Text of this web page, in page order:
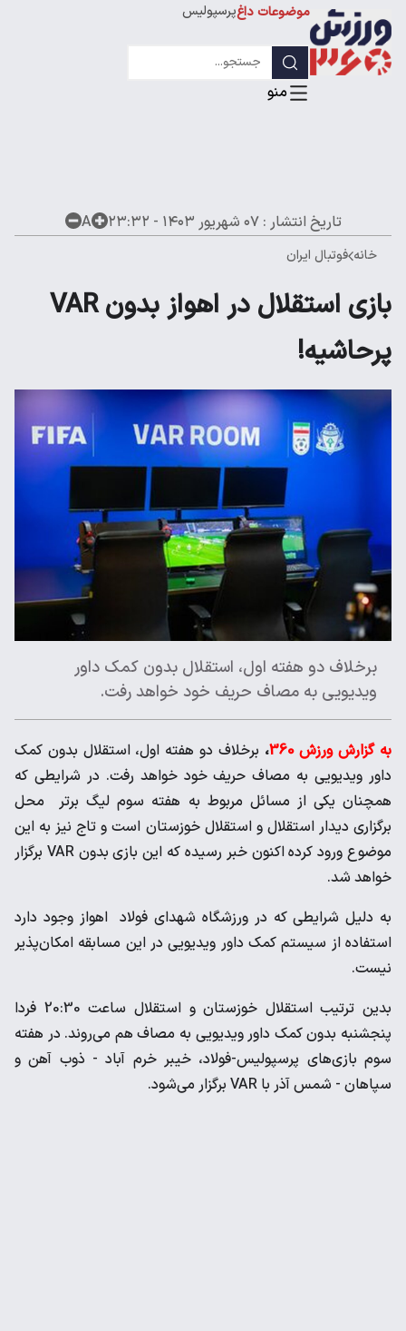
موضوعات داغپرسپولیس
لیگ قهرمانان
تاریخ انتشار :۰۷ شهریور ۱۴۰۳ - ۲۳:۳۲ A
خانه فوتبال ایران
بازی استقلال در اهواز بدون VAR
پرحاشیه!
برخلاف دو هفته اول، استقلال بدون کمک داور
ویدیویی به مصاف حریف خود خواهد رفت.
به گزارش ورزش 360 ، برخلاف دو هفته اول، استقلال بدون کمک
داور ویدیویی به مصاف حریف خود خواهد رفت. در شرایطی که
همچنان یکی از مسائل مربوط به هفته سوم لیگ برتر محل
برگزاری دیدار استقلال و استقلال خوزستان است و تاج نیز به این
موضوع ورود کرده اکنون خبر رسیده که این بازی بدون VAR برگزار
خواهد شد.
به دلیل شرایطی که در ورزشگاه شهدای فولاد اهواز وجود دارد
استفاده از سیستم کمک داور ویدیویی در این مسابقه امکان‌پذیر
نیست.
بدین ترتیب استقلال خوزستان و استقلال ساعت 20:30 فردا
پنجشنبه بدون کمک داور ویدیویی به مصاف هم می‌روند. در هفته
سوم بازی‌های پرسپولیس-فولاد، خیبر خرم آباد - ذوب آهن و
سپاهان - شمس آذر با VAR برگزار می‌شود.